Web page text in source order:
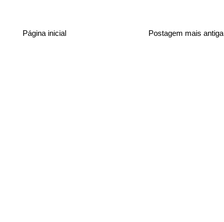
Postagem mais antiga
Página inicial